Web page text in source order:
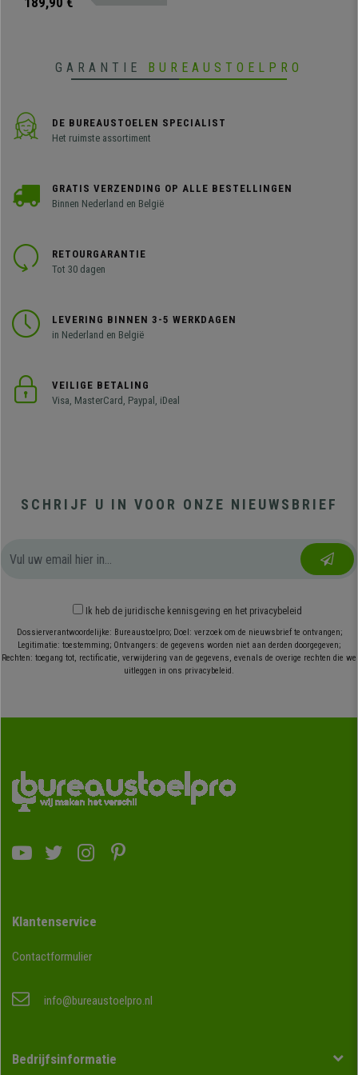
GARANTIE BUREAUSTOELPRO
DE BUREAUSTOELEN SPECIALIST
Het ruimste assortiment
GRATIS VERZENDING OP ALLE BESTELLINGEN
Binnen Nederland en België
RETOURGARANTIE
Tot 30 dagen
LEVERING BINNEN 3-5 WERKDAGEN
in Nederland en België
VEILIGE BETALING
Visa, MasterCard, Paypal, iDeal
SCHRIJF U IN VOOR ONZE NIEUWSBRIEF
Ik heb de juridische kennisgeving en het privacybeleid
Dossierverantwoordelijke: Bureaustoelpro; Doel: verzoek om de nieuwsbrief te ontvangen;
Legitimatie: toestemming; Ontvangers: de gegevens worden niet aan derden doorgegeven;
Rechten: toegang tot, rectificatie, verwijdering van de gegevens, evenals de overige rechten die we
uitleggen in ons privacybeleid.
Klantenservice
Contactformulier
info@bureaustoelpro.nl
Bedrijfsinformatie